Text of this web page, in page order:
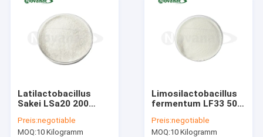
Latilactobacillus
Sakei LSa20 200
Vegan/Allergenfrei/Glutenfrei/Milchfrei
Preis:negotiable
MOQ:10 Kilogramm
Limosilactobacillus
fermentum LF33 500
Vegan/Allergenfrei/
Preis:negotiable
MOQ:10 Kilogramm